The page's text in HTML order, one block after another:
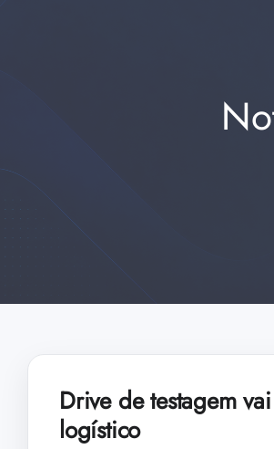
Drive de testagem
logístico